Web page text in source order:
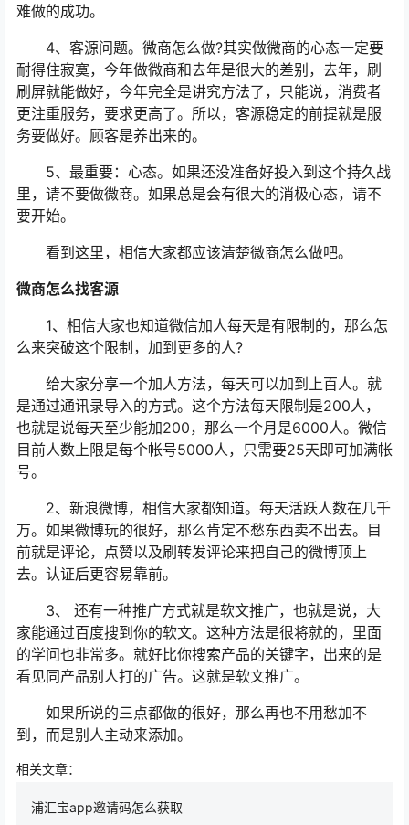
难做的成功。
4、客源问题。微商怎么做?其实做微商的心态一定要
耐得住寂寞，今年做微商和去年是很大的差别，去年，刷
刷屏就能做好，今年完全是讲究方法了，只能说，消费者
更注重服务，要求更高了。所以，客源稳定的前提就是服
务要做好。顾客是养出来的。
5、最重要：心态。如果还没准备好投入到这个持久战
里，请不要做微商。如果总是会有很大的消极心态，请不
要开始。
看到这里，相信大家都应该清楚微商怎么做吧。
微商怎么找客源
1、相信大家也知道微信加人每天是有限制的，那么怎
么来突破这个限制，加到更多的人?
给大家分享一个加人方法，每天可以加到上百人。就
是通过通讯录导入的方式。这个方法每天限制是200人，
也就是说每天至少能加200，那么一个月是6000人。微信
目前人数上限是每个帐号5000人，只需要25天即可加满帐
号。
2、新浪微博，相信大家都知道。每天活跃人数在几千
万。如果微博玩的很好，那么肯定不愁东西卖不出去。目
前就是评论，点赞以及刷转发评论来把自己的微博顶上
去。认证后更容易靠前。
3、 还有一种推广方式就是软文推广，也就是说，大
家能通过百度搜到你的软文。这种方法是很将就的，里面
的学问也非常多。就好比你搜索产品的关键字，出来的是
看见同产品别人打的广告。这就是软文推广。
如果所说的三点都做的很好，那么再也不用愁加不
到，而是别人主动来添加。
相关文章：
浦汇宝app邀请码怎么获取